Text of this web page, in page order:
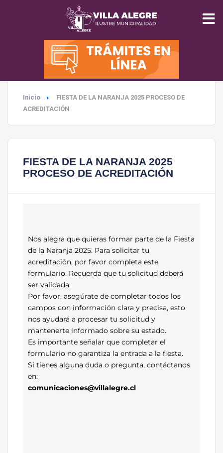
INICIO
MUNICIPALIDAD
SEGURIDAD
SALUD
Inicio
FIESTA DE LA NARANJA 2025 PROCESO DE
ACREDITACIÓN
FIESTA DE LA NARANJA 2025
PROCESO DE ACREDITACIÓN
Nos alegra que quieras formar parte de la Fiesta
de la Naranja 2025. Para solicitar tu
acreditación, por favor completa este
formulario. Recuerda que tu solicitud deberá
ser validada.
Por favor, asegúrate de completar todos los
campos con información clara y precisa, esto
nos ayudará a procesar tu solicitud y
mantenerte informado sobre su estado.
Es importante señalar que completar el
formulario no garantiza la entrada a la fiesta.
Si tienes alguna duda o pregunta, contáctanos
en:
comunicaciones@villalegre.cl